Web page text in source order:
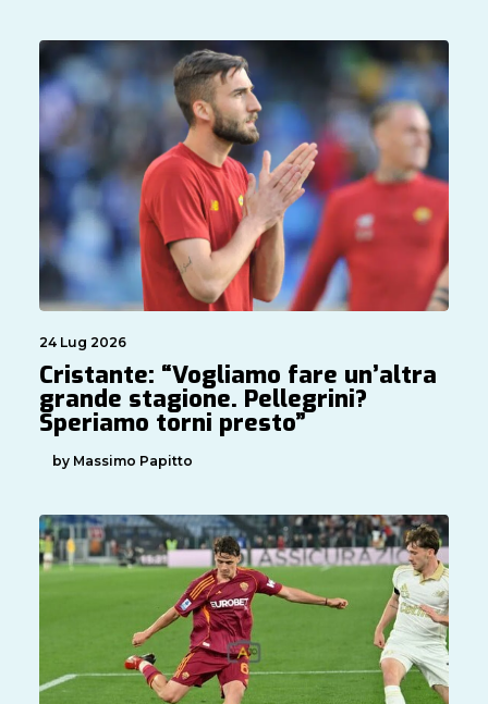
24 Lug 2026
Cristante: “Vogliamo fare un’altra
grande stagione. Pellegrini?
Speriamo torni presto”
by Massimo Papitto